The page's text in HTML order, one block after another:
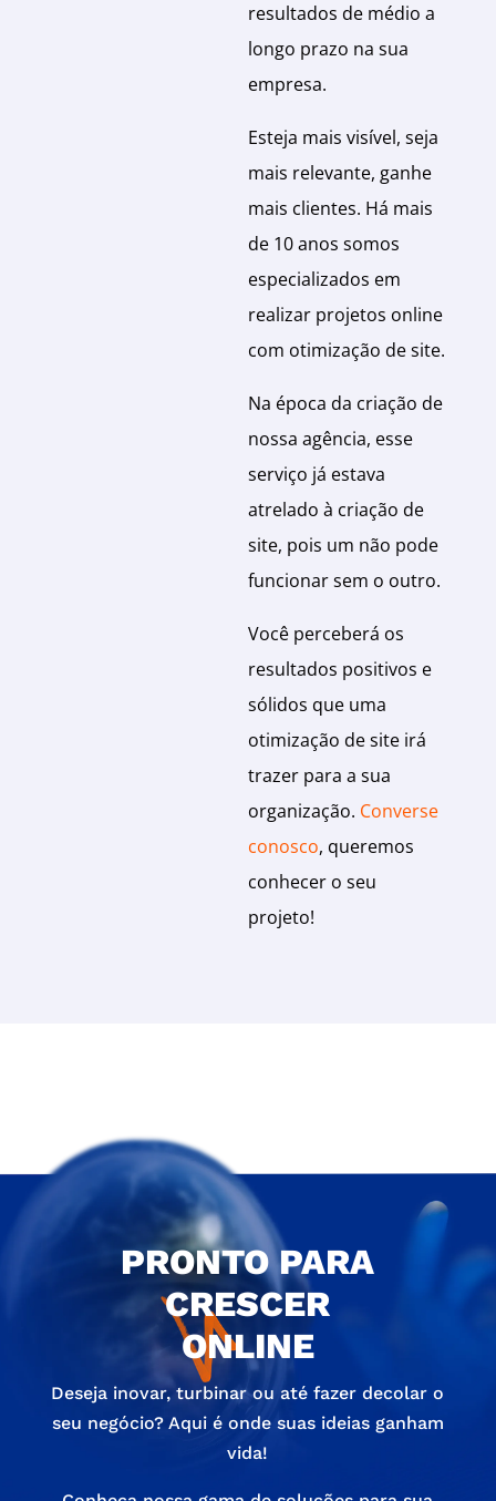
resultados de médio a
longo prazo na sua
empresa.
Esteja mais visível, seja
mais relevante, ganhe
mais clientes. Há mais
de 10 anos somos
especializados em
realizar projetos online
com otimização de site.
Na época da criação de
nossa agência, esse
serviço já estava
atrelado à criação de
site, pois um não pode
funcionar sem o outro.
Você perceberá os
resultados positivos e
sólidos que uma
otimização de site irá
trazer para a sua
organização. Converse
conosco, queremos
conhecer o seu
projeto!
PRONTO PARA
CRESCER
ONLINE
Deseja inovar, turbinar ou até fazer decolar o
seu negócio? Aqui é onde suas ideias ganham
vida!